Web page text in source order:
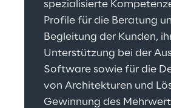
spezialisierte
Profile für die Beratung
Begleitung der Kunden,
Unterstützung bei der
Software sowie für die
von Architekturen und
Gewinnung des